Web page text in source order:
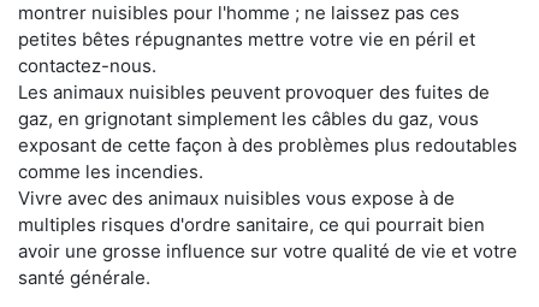
montrer nuisibles pour l'homme ; ne laissez pas ces
petites bêtes répugnantes mettre votre vie en péril et
contactez-nous.
Les animaux nuisibles peuvent provoquer des fuites de
gaz, en grignotant simplement les câbles du gaz, vous
exposant de cette façon à des problèmes plus redoutables
comme les incendies.
Vivre avec des animaux nuisibles vous expose à de
multiples risques d'ordre sanitaire, ce qui pourrait bien
avoir une grosse influence sur votre qualité de vie et votre
santé générale.